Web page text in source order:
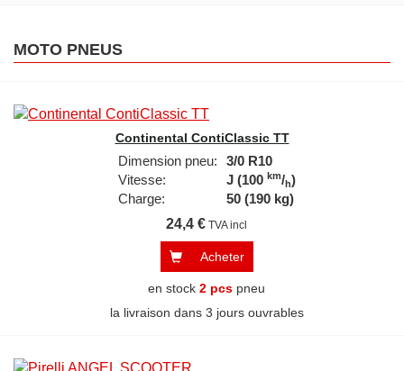
MOTO PNEUS
Continental ContiClassic TT
Dimension pneu:
3/0 R10
Vitesse:
J (100 km/h)
Charge:
50 (190 kg)
24,4 € TVA incl
Acheter
en stock 2 pcs pneu
la livraison dans 3 jours ouvrables